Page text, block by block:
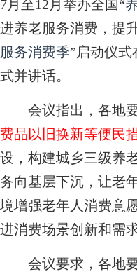
7月至12月举办全国“
进养老服务消费，提
服务消费季”启动仪
式并讲话。
会议指出，各地
费品以旧换新等便民
设，构建城乡三级养
务向基层下沉，让老
境增强老年人消费意
进消费场景创新和需
会议要求，各地